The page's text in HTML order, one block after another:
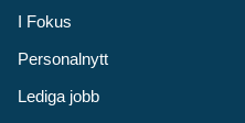
I Fokus
Personalnytt
Lediga jobb